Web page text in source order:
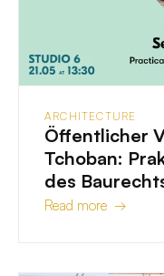
ARCHITECTURE
Öffentlicher
Tchoban:
des
Read more →